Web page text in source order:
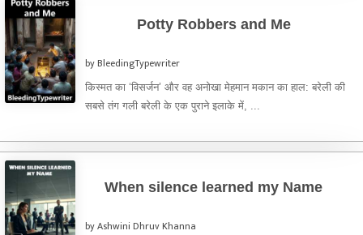
Potty Robbers and Me
by BleedingTypewriter
किस्मत का ‘विसर्जन’ और वह अनोखा मेहमान मकान का हाल: बरेली की
सबसे तंग गली बरेली के एक पुराने इलाके में, ...
When silence learned my Name
by Ashwini Dhruv Khanna